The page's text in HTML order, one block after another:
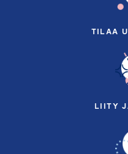
TILAA
LIITY